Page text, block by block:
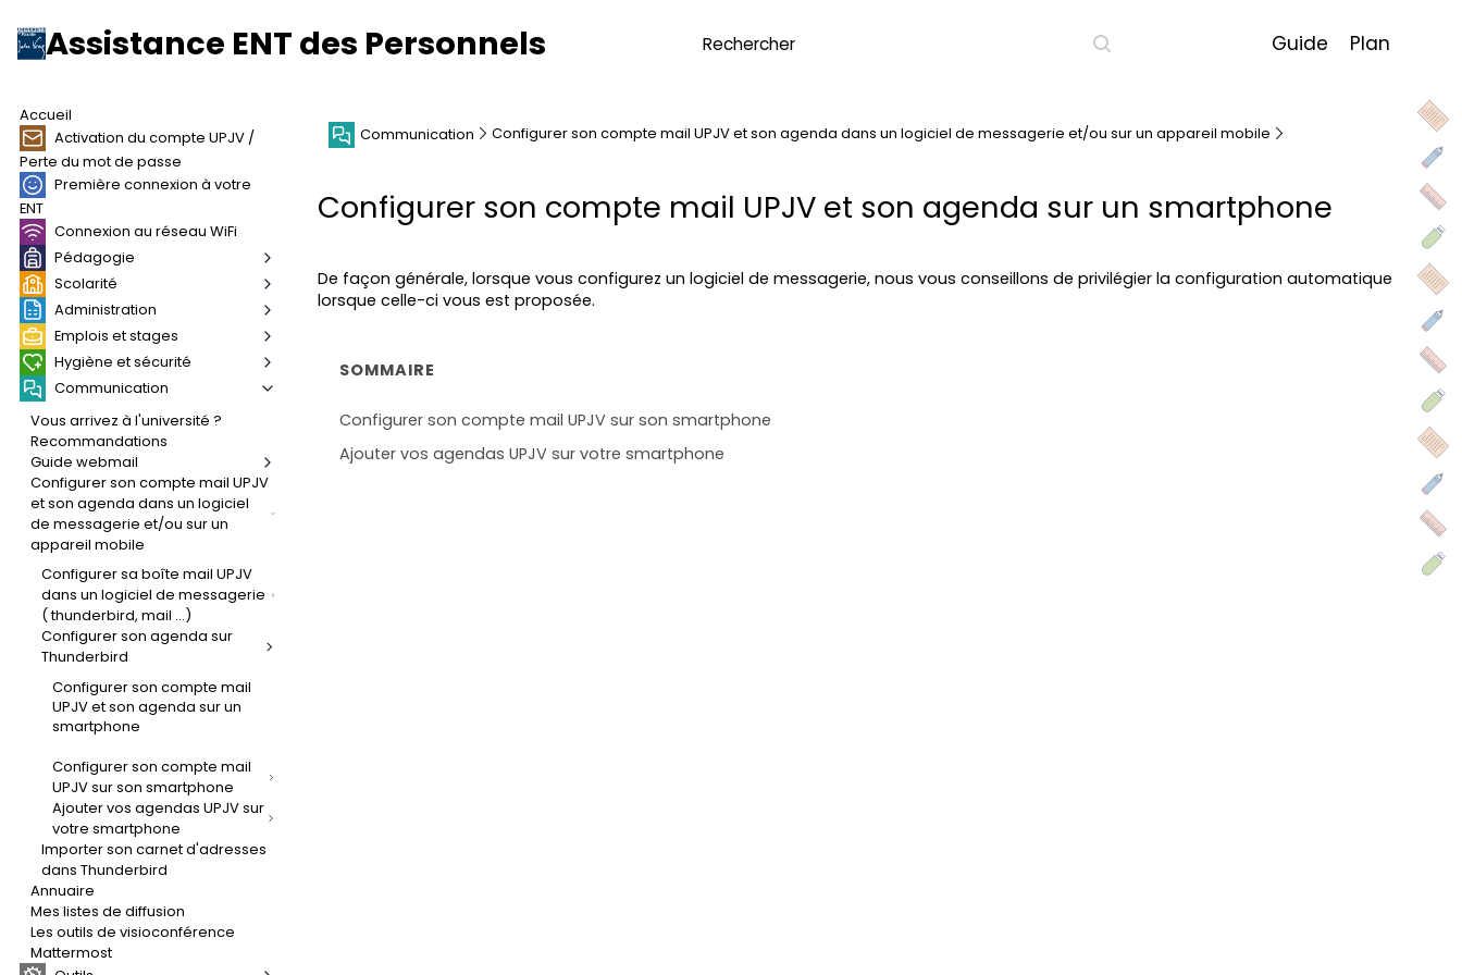
Assistance ENT des Personnels Guide Plan
Communication Configurer son compte mail UPJV et son agenda dans un logiciel de messagerie et/ou sur un appareil mobile
Configurer son compte mail UPJV et son agenda sur un smartphone
De façon générale, lorsque vous configurez un logiciel de messagerie, nous vous conseillons de privilégier la configuration automatique
lorsque celle-ci vous est proposée.
SOMMAIRE
Configurer son compte mail UPJV sur son smartphone
Ajouter vos agendas UPJV sur votre smartphone
Accueil
Activation du compte UPJV /
Perte du mot de passe
Première connexion à votre
ENT
Connexion au réseau WiFi
Pédagogie
Scolarité
Administration
Emplois et stages
Hygiène et sécurité
Communication
Vous arrivez à l'université ?
Recommandations
Guide webmail
Configurer son compte mail UPJV
et son agenda dans un logiciel
de messagerie et/ou sur un
appareil mobile
Configurer sa boîte mail UPJV
dans un logiciel de messagerie
( thunderbird, mail ...)
Configurer son agenda sur
Thunderbird
Configurer son compte mail
UPJV et son agenda sur un
smartphone
Configurer son compte mail
UPJV sur son smartphone
Ajouter vos agendas UPJV sur
votre smartphone
Importer son carnet d'adresses
dans Thunderbird
Annuaire
Mes listes de diffusion
Les outils de visioconférence
Mattermost